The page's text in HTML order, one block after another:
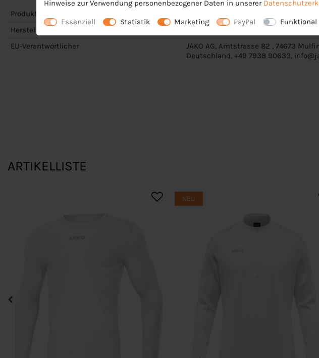
Produktnummer
Hersteller
EU-Verantwortlicher
JAKO AG, Amtstrasse 82 , 74673
Deutschland, +49 7938 90630,
ARTIKELLISTE
NEU
Hinweise zur Verwendung personenbezogener Daten in unserer
Essenziell Statistik Marketing PayPal Funktional